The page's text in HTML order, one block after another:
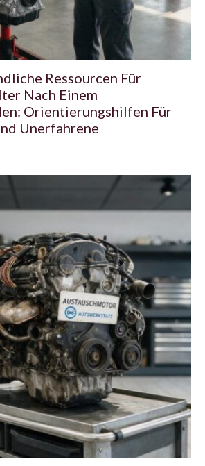
Ressourcen Für
Nach Einem
Orientierungshilfen Für
Unerfahrene